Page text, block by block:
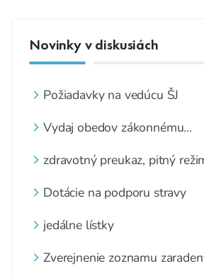
Novinky v diskusiách
Požiadavky na vedúcu ŠJ
Vydaj obedov zákonnému
zdravotný preukaz, pitný
Dotácie na podporu stravy
jedálne lístky
Zverejnenie zoznamu